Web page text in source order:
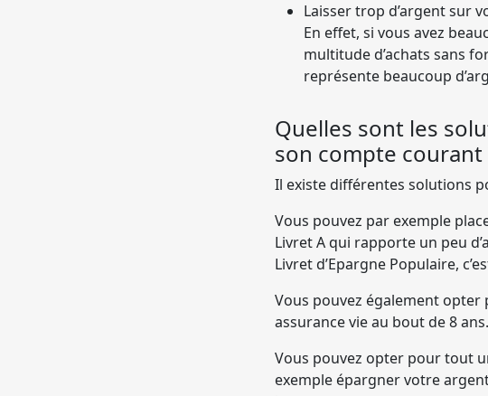
Laisser trop d’argent sur
En effet, si vous avez
multitude d’achats sans
représente beaucoup
Quelles sont les
son compte courant
Il existe différentes solutions
Vous pouvez par exemple
Livret A qui rapporte un peu
Livret d’Epargne Populaire,
Vous pouvez également
assurance vie au bout de 8 ans.
Vous pouvez opter pour tout
exemple épargner votre